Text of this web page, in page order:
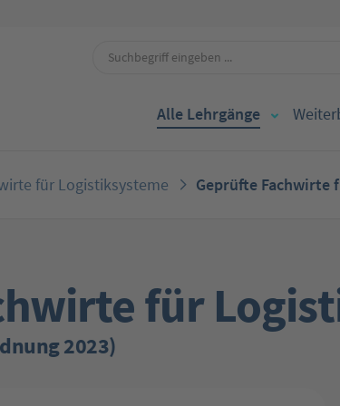
Alle Lehrgänge
für Logistiksysteme Geprüfte Fachwirte
für
2023)